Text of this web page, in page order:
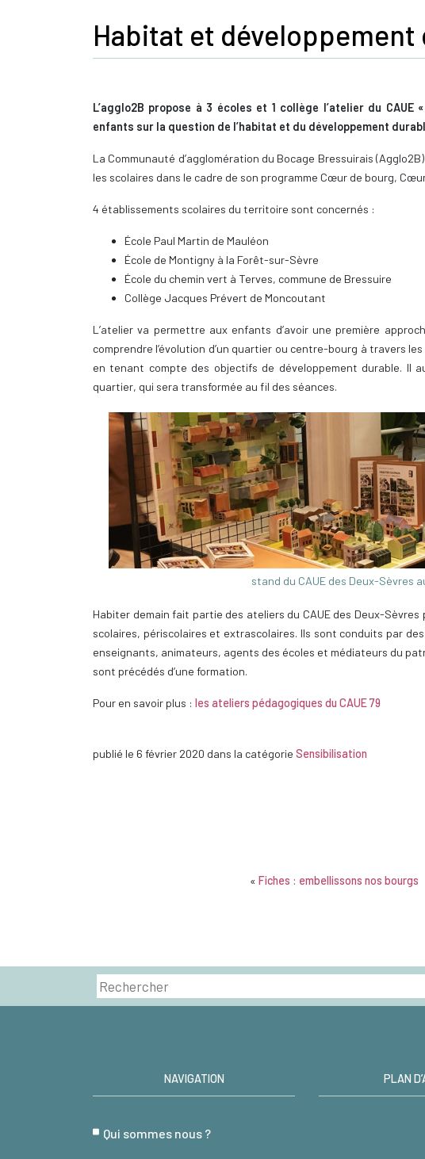
Habitat et développement
L’agglo2B propose à 3 écoles et 1 collège l’atelier du
enfants sur la question de l’habitat et du développement
La Communauté d’agglomération du Bocage Bressuirais
les scolaires dans le cadre de son programme Cœur de bourg,
4 établissements scolaires du territoire sont concernés :
École Paul Martin de Mauléon
École de Montigny à la Forêt-sur-Sèvre
École du chemin vert à Terves, commune de Bressuire
Collège Jacques Prévert de Moncoutant
L’atelier va permettre aux enfants d’avoir une première
comprendre l’évolution d’un quartier ou centre-bourg à travers
en tenant compte des objectifs de développement durable. Il
quartier, qui sera transformée au fil des séances.
stand du CAUE des Deux-Sèvres
Habiter demain fait partie des ateliers du CAUE des Deux-
scolaires, périscolaires et extrascolaires. Ils sont conduits par
enseignants, animateurs, agents des écoles et médiateurs du
sont précédés d’une formation.
Pour en savoir plus : les ateliers pédagogiques du CAUE 79
publié le 6 février 2020 dans la catégorie Sensibilisation
« Fiches : embellissons nos bourgs
NAVIGATION
Qui sommes nous ?
PLAN